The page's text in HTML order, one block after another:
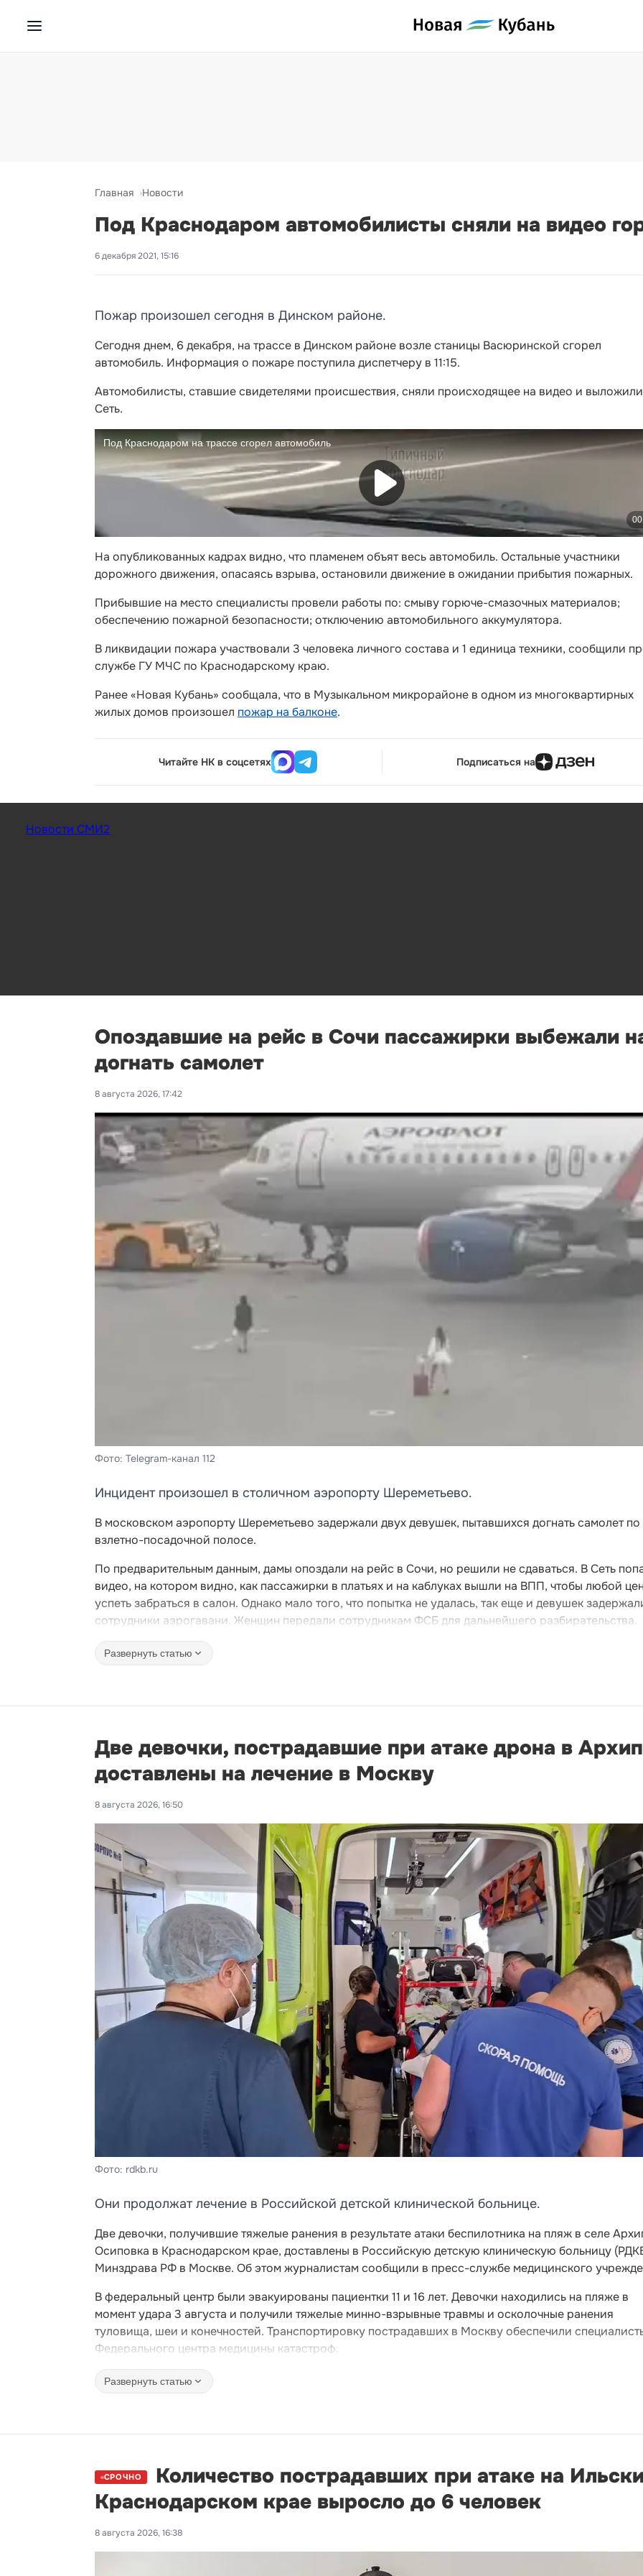
Главная Новости
Под Краснодаром автомобилисты сняли на видео
6 декабря 2021, 15:16
Пожар произошел сегодня в Динском районе.
Сегодня днем, 6 декабря, на трассе в Динском районе возле станицы Васюринской сгорел
автомобиль. Информация о пожаре поступила диспетчеру в 11:15.
Автомобилисты, ставшие свидетелями происшествия, сняли происходящее на видео и
Сеть.
На опубликованных кадрах видно, что пламенем объят весь автомобиль. Остальные участники
дорожного движения, опасаясь взрыва, остановили движение в ожидании прибытия пожарных.
Прибывшие на место специалисты провели работы по: смыву горюче-смазочных материалов;
обеспечению пожарной безопасности; отключению автомобильного аккумулятора.
В ликвидации пожара участвовали 3 человека личного состава и 1 единица техники, сообщили
службе ГУ МЧС по Краснодарскому краю.
Ранее «Новая Кубань» сообщала, что в Музыкальном микрорайоне в одном из многоквартирных
жилых домов произошел пожар на балконе.
Читайте НК в соцсетях Подписаться на
Новости СМИ2
Опоздавшие на рейс в Сочи пассажирки выбежали
догнать самолет
8 августа 2026, 17:42
Фото: Telegram-канал 112
Инцидент произошел в столичном аэропорту Шереметьево.
В московском аэропорту Шереметьево задержали двух девушек, пытавшихся догнать самолет по
взлетно-посадочной полосе.
По предварительным данным, дамы опоздали на рейс в Сочи, но решили не сдаваться. В Сеть
видео, на котором видно, как пассажирки в платьях и на каблуках вышли на ВПП, чтобы любой
успеть забраться в салон. Однако мало того, что попытка не удалась, так еще и девушек
сотрудники аэрогавани. Женщин передали сотрудникам ФСБ для дальнейшего разбирательства.
Развернуть статью
Две девочки, пострадавшие при атаке дрона в
доставлены на лечение в Москву
8 августа 2026, 16:50
Фото: rdkb.ru
Они продолжат лечение в Российской детской клинической больнице.
Две девочки, получившие тяжелые ранения в результате атаки беспилотника на пляж в селе
Осиповка в Краснодарском крае, доставлены в Российскую детскую клиническую больницу
Минздрава РФ в Москве. Об этом журналистам сообщили в пресс-службе медицинского
В федеральный центр были эвакуированы пациентки 11 и 16 лет. Девочки находились на пляже в
момент удара 3 августа и получили тяжелые минно-взрывные травмы и осколочные ранения
туловища, шеи и конечностей. Транспортировку пострадавших в Москву обеспечили
Федерального центра медицины катастроф.
Развернуть статью
СРОЧНО
Количество пострадавших при атаке на
Краснодарском крае выросло до 6 человек
8 августа 2026, 16:38